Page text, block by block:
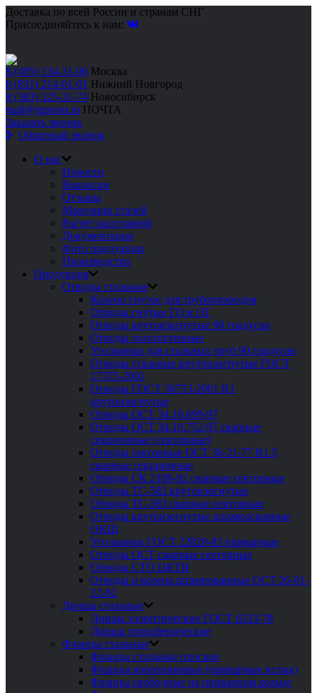
Доставка по всей России и странам СНГ
Присоединяйтесь к нам:
8 (495) 134-31-00 Москва
8 (831) 214-01-01 Нижний Новгород
8 (383) 325-31-74 Новосибирск
mail@rgprom.ru ПОЧТА
Заказать звонок
Обратный звонок
О нас
Новости
Вакансии
Отзывы
Марочник сталей
Расчет расстояний
Документация
Фото продукции
Производство
Продукция
Отводы стальные
Колено гнутое для трубопроводов
Отводы гнутые ГО и ОГ
Отводы крутоизогнутые 90 градусов
Отводы толстостенные
Угольники для стальных труб 90 градусов
Отводы стальные крутоизогнутые ГОСТ
17375-2001
Отводы ГОСТ 30753-2001 R1
крутоизогнутые
Отводы ОСТ 34.10.699-97
Отводы ОСТ 34.10.752-97 сварные
секционные (секторные)
Отводы секторные ОСТ 36-21-77 R1.5
сварные секционные
Отводы СК 2109-92 сварные секторные
Отводы ТС-582 крутоизогнутые
Отводы ТС-583 сварные секторные
Отводы крутоизогнутые штампосварные
ОКШ
Угольники ГОСТ 22820-83 приварные
Отводы ОСТ сварные секторные
Отводы СТО ЦКТИ
Отводы и колена штампованные ОСТ 26-01-
22-82
Днища стальные
Днища эллиптические ГОСТ 6533-78
Днища торосферические
Фланцы стальные
Фланцы стальные плоские
Фланцы воротниковые (приварные встык)
Фланцы свободные на приварном кольце